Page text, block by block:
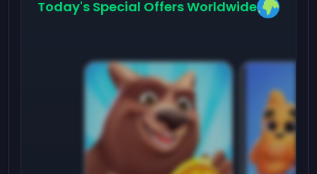
Today's Special Offers Worldwide